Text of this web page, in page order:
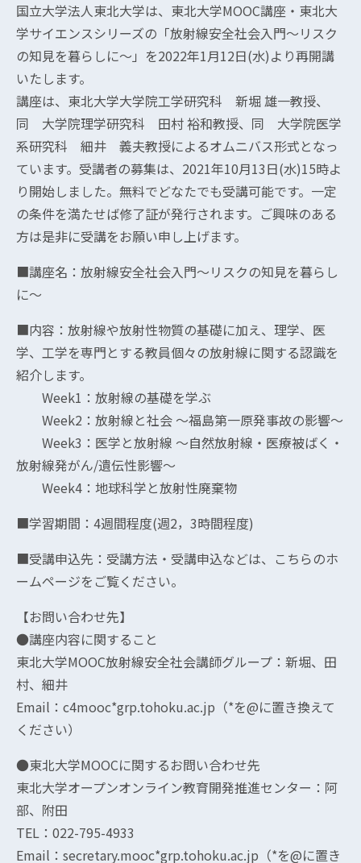
国立大学法人東北大学は、東北大学MOOC講座・東北大
学サイエンスシリーズの「放射線安全社会入門～リスク
の知見を暮らしに～」を2022年1月12日(水)より再開講
いたします。
講座は、東北大学大学院工学研究科 新堀 雄一教授、
同 大学院理学研究科 田村 裕和教授、同 大学院医学
系研究科 細井 義夫教授によるオムニバス形式となっ
ています。受講者の募集は、2021年10月13日(水)15時よ
り開始しました。無料でどなたでも受講可能です。一定
の条件を満たせば修了証が発行されます。ご興味のある
方は是非に受講をお願い申し上げます。
■講座名：放射線安全社会入門～リスクの知見を暮らし
に～
■内容：放射線や放射性物質の基礎に加え、理学、医
学、工学を専門とする教員個々の放射線に関する認識を
紹介します。
Week1：放射線の基礎を学ぶ
Week2：放射線と社会 ～福島第一原発事故の影響～
Week3：医学と放射線 ～自然放射線・医療被ばく・
放射線発がん/遺伝性影響～
Week4：地球科学と放射性廃棄物
■学習期間：4週間程度(週2，3時間程度)
■受講申込先：受講方法・受講申込などは、こちらのホ
ームページをご覧ください。
【お問い合わせ先】
●講座内容に関すること
東北大学MOOC放射線安全社会講師グループ：新堀、田
村、細井
Email：c4mooc*grp.tohoku.ac.jp（*を@に置き換えて
ください）
●東北大学MOOCに関するお問い合わせ先
東北大学オープンオンライン教育開発推進センター：阿
部、附田
TEL：022-795-4933
Email：secretary.mooc*grp.tohoku.ac.jp（*を@に置き